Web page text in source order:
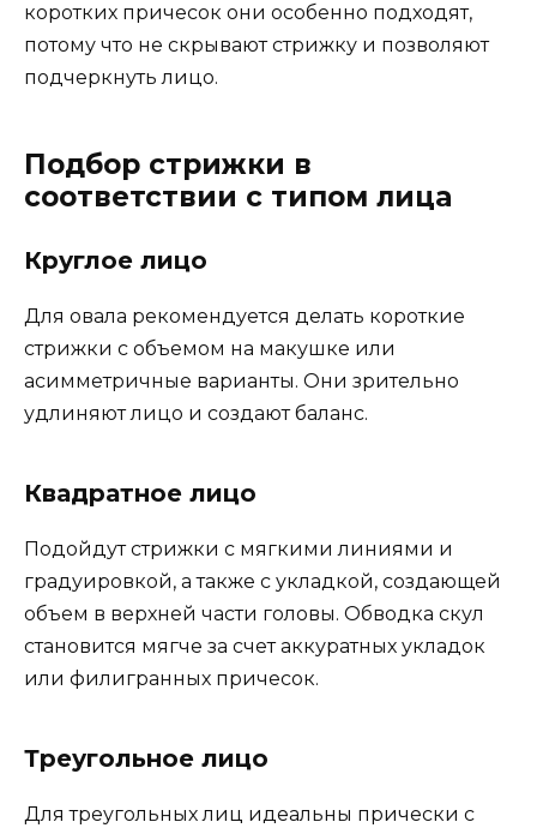
коротких причесок они особенно подходят,
потому что не скрывают стрижку и позволяют
подчеркнуть лицо.
Подбор стрижки в
соответствии с типом лица
Круглое лицо
Для овала рекомендуется делать короткие
стрижки с объемом на макушке или
асимметричные варианты. Они зрительно
удлиняют лицо и создают баланс.
Квадратное лицо
Подойдут стрижки с мягкими линиями и
градуировкой, а также с укладкой, создающей
объем в верхней части головы. Обводка скул
становится мягче за счет аккуратных укладок
или филигранных причесок.
Треугольное лицо
Для треугольных лиц идеальны прически с